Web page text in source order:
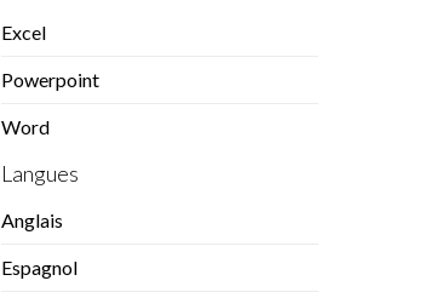
Excel
Powerpoint
Word
Langues
Anglais
Espagnol